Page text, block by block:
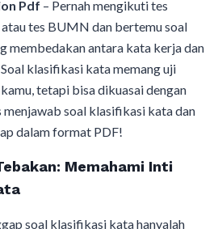
Pdf – Pernah mengikuti tes
tes BUMN dan bertemu soal
membedakan antara kata kerja dan
klasifikasi kata memang uji
tetapi bisa dikuasai dengan
menjawab soal klasifikasi kata dan
dalam format PDF!
Memahami Inti
soal klasifikasi kata hanyalah